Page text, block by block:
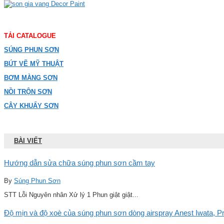
TẢI CATALOGUE
SÚNG PHUN SƠN
BÚT VẼ MỸ THUẬT
BƠM MÀNG SƠN
NỒI TRỘN SƠN
CÂY KHUẤY SƠN
BÀI VIẾT
Hướng dẫn sửa chữa súng phun sơn cầm tay
By Súng Phun Sơn
STT Lỗi Nguyên nhân Xử lý 1 Phun giật giật...
Độ mịn và độ xoè của súng phun sơn dòng airspray Anest Iwata,